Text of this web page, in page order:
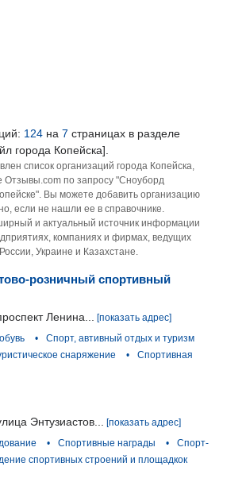
124 на 7 страницах в разделе
города Копейска].
список организаций города Копейска,
Отзывы.com по запросу "Сноуборд
Вы можете добавить организацию
если не нашли ее в справочнике.
и актуальный источник информации
компаниях и фирмах, ведущих
Украине и Казахстане.
розничный спортивный
Ленина...
[показать адрес]
•
Спорт, автивный отдых и туризм
снаряжение •
Спортивная
Энтузиастов...
[показать адрес]
• Спортивные награды •
Спорт-
спортивных строений и площадкок